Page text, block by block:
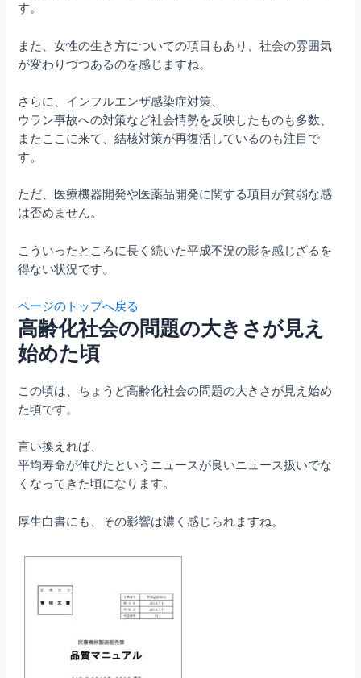
す。
また、女性の生き方についての項目もあり、社会の雰囲気
が変わりつつあるのを感じますね。
さらに、インフルエンザ感染症対策、
ウラン事故への対策など社会情勢を反映したものも多数、
またここに来て、結核対策が再復活しているのも注目で
す。
ただ、医療機器開発や医薬品開発に関する項目が貧弱な感
は否めません。
こういったところに長く続いた平成不況の影を感じざるを
得ない状況です。
ページのトップへ戻る
高齢化社会の問題の大きさが見え
始めた頃
この頃は、ちょうど高齢化社会の問題の大きさが見え始め
た頃です。
言い換えれば、
平均寿命が伸びたというニュースが良いニュース扱いでな
くなってきた頃になります。
厚生白書にも、その影響は濃く感じられますね。